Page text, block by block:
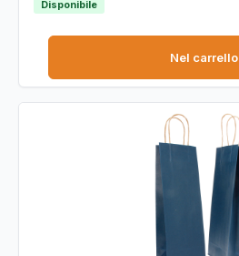
da 140gr.
Disponibile
Nel carrello